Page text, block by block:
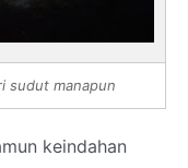
sudut manapun
keindahan